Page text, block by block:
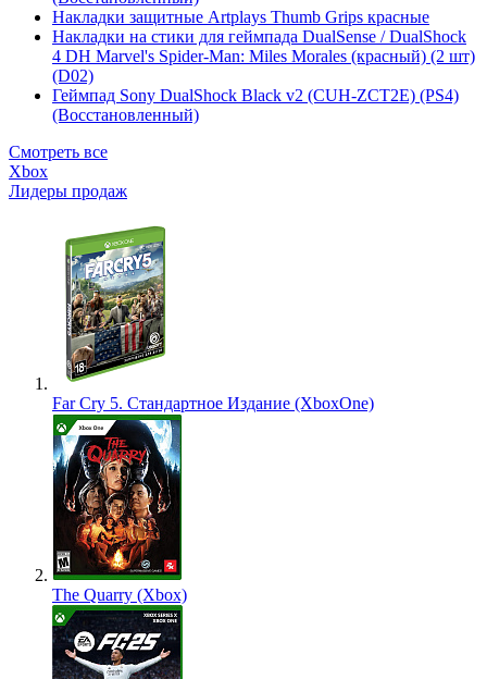
Накладки защитные Artplays Thumb Grips красные
Накладки на стики для геймпада DualSense / DualShock
4 DH Marvel's Spider-Man: Miles Morales (красный) (2 шт)
(D02)
Геймпад Sony DualShock Black v2 (CUH-ZCT2E) (PS4)
(Восстановленный)
Смотреть все
Xbox
Лидеры продаж
Far Cry 5. Стандартное Издание (XboxOne)
The Quarry (Xbox)